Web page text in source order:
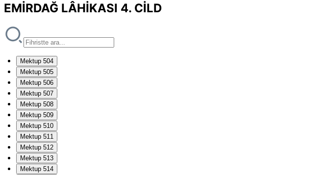
EMİRDAĞ LÂHİKASI 4. CİLD
Mektup 504
Mektup 505
Mektup 506
Mektup 507
Mektup 508
Mektup 509
Mektup 510
Mektup 511
Mektup 512
Mektup 513
Mektup 514